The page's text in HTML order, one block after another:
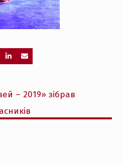
– 2019» зібрав